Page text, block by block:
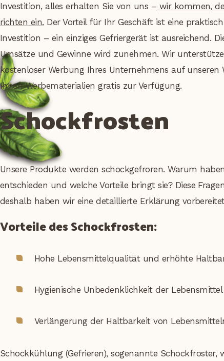
Investition, alles erhalten Sie von uns – wir kommen,
richten ein. Der Vorteil für Ihr Geschäft ist eine
Investition – ein einziges Gefriergerät ist ausreichend.
Umsätze und Gewinne wird zunehmen. Wir
kostenloser Werbung Ihres Unternehmens auf unseren
Ihnen Werbematerialien gratis zur Verfügung.
Schockfrosten
Unsere Produkte werden schockgefroren. Warum
entschieden und welche Vorteile bringt sie? Diese
deshalb haben wir eine detaillierte Erklärung
Vorteile des Schockfrosten:
Hohe Lebensmittelqualität und erhöhte
Hygienische Unbedenklichkeit der Lebensmittel
Verlängerung der Haltbarkeit von
Schockkühlung (Gefrieren), sogenannte Schockfroster,